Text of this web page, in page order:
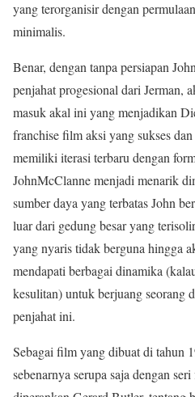
yang terorganisir dengan
minimalis.
Benar, dengan tanpa persiapan
penjahat progesional dari Jerman,
masuk akal ini yang menjadikan
franchise film aksi yang sukses
memiliki iterasi terbaru dengan
JohnMcClanne menjadi menarik
sumber daya yang terbatas John
luar dari gedung besar yang
yang nyaris tidak berguna hingga
mendapati berbagai dinamika
kesulitan) untuk berjuang seorang
penjahat ini.
Sebagai film yang dibuat di tahun
sebenarnya serupa saja dengan